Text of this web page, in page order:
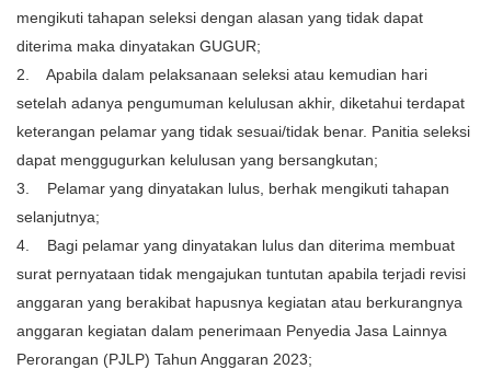
mengikuti tahapan seleksi dengan alasan yang tidak dapat
diterima maka dinyatakan GUGUR;
2. Apabila dalam pelaksanaan seleksi atau kemudian hari
setelah adanya pengumuman kelulusan akhir, diketahui terdapat
keterangan pelamar yang tidak sesuai/tidak benar. Panitia seleksi
dapat menggugurkan kelulusan yang bersangkutan;
3. Pelamar yang dinyatakan lulus, berhak mengikuti tahapan
selanjutnya;
4. Bagi pelamar yang dinyatakan lulus dan diterima membuat
surat pernyataan tidak mengajukan tuntutan apabila terjadi revisi
anggaran yang berakibat hapusnya kegiatan atau berkurangnya
anggaran kegiatan dalam penerimaan Penyedia Jasa Lainnya
Perorangan (PJLP) Tahun Anggaran 2023;